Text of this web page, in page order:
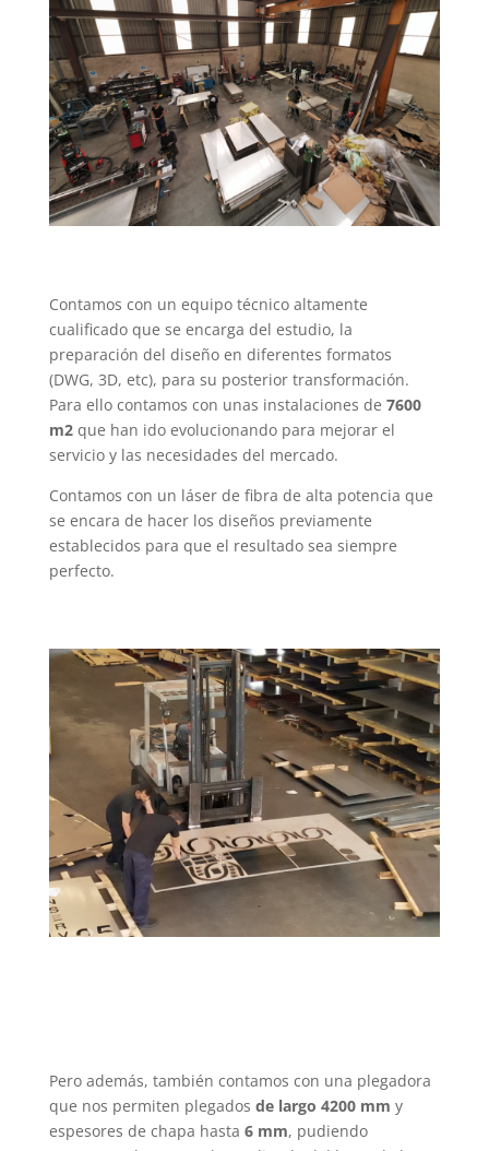
Contamos con un equipo técnico altamente
cualificado que se encarga del estudio, la
preparación del diseño en diferentes formatos
(DWG, 3D, etc), para su posterior transformación.
Para ello contamos con unas instalaciones de 7600
m2 que han ido evolucionando para mejorar el
servicio y las necesidades del mercado.
Contamos con un láser de fibra de alta potencia que
se encara de hacer los diseños previamente
establecidos para que el resultado sea siempre
perfecto.
Pero además, también contamos con una plegadora
que nos permiten plegados de largo 4200 mm y
espesores de chapa hasta 6 mm, pudiendo